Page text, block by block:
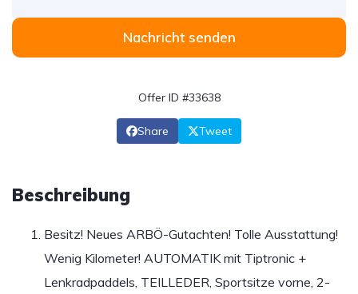
Nachricht senden
Offer ID #33638
Share Tweet
Beschreibung
Besitz! Neues ARBÖ-Gutachten! Tolle Ausstattung!
Wenig Kilometer! AUTOMATIK mit Tiptronic +
Lenkradpaddels, TEILLEDER, Sportsitze vorne, 2-